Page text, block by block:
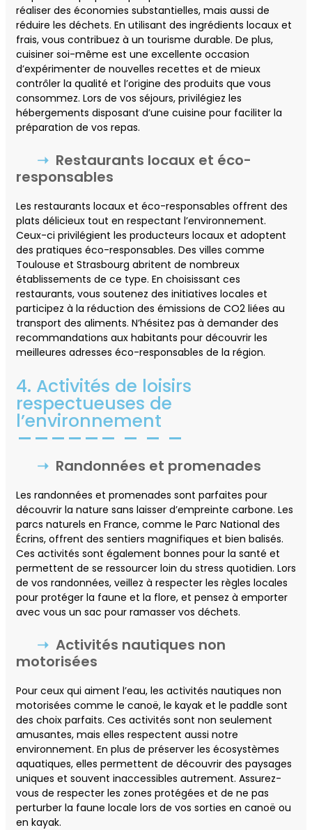
réaliser des économies substantielles, mais aussi de
réduire les déchets. En utilisant des ingrédients locaux et
frais, vous contribuez à un tourisme durable. De plus,
cuisiner soi-même est une excellente occasion
d’expérimenter de nouvelles recettes et de mieux
contrôler la qualité et l’origine des produits que vous
consommez. Lors de vos séjours, privilégiez les
hébergements disposant d’une cuisine pour faciliter la
préparation de vos repas.
Restaurants locaux et éco-
responsables
Les restaurants locaux et éco-responsables offrent des
plats délicieux tout en respectant l’environnement.
Ceux-ci privilégient les producteurs locaux et adoptent
des pratiques éco-responsables. Des villes comme
Toulouse et Strasbourg abritent de nombreux
établissements de ce type. En choisissant ces
restaurants, vous soutenez des initiatives locales et
participez à la réduction des émissions de CO2 liées au
transport des aliments. N’hésitez pas à demander des
recommandations aux habitants pour découvrir les
meilleures adresses éco-responsables de la région.
4. Activités de loisirs
respectueuses de
l’environnement
Randonnées et promenades
Les randonnées et promenades sont parfaites pour
découvrir la nature sans laisser d’empreinte carbone. Les
parcs naturels en France, comme le Parc National des
Écrins, offrent des sentiers magnifiques et bien balisés.
Ces activités sont également bonnes pour la santé et
permettent de se ressourcer loin du stress quotidien. Lors
de vos randonnées, veillez à respecter les règles locales
pour protéger la faune et la flore, et pensez à emporter
avec vous un sac pour ramasser vos déchets.
Activités nautiques non
motorisées
Pour ceux qui aiment l’eau, les activités nautiques non
motorisées comme le canoë, le kayak et le paddle sont
des choix parfaits. Ces activités sont non seulement
amusantes, mais elles respectent aussi notre
environnement. En plus de préserver les écosystèmes
aquatiques, elles permettent de découvrir des paysages
uniques et souvent inaccessibles autrement. Assurez-
vous de respecter les zones protégées et de ne pas
perturber la faune locale lors de vos sorties en canoë ou
en kayak.